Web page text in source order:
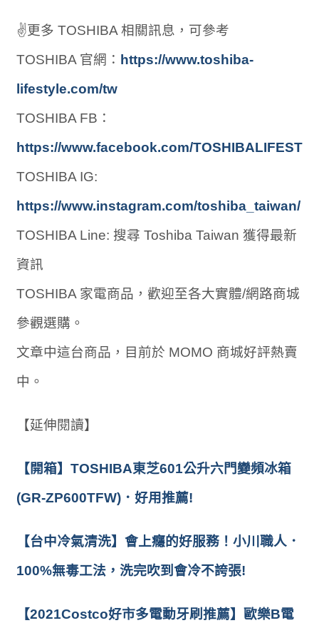
✌更多 TOSHIBA 相關訊息，可參考
TOSHIBA 官網： https://www.toshiba-
lifestyle.com/tw
TOSHIBA FB：
https://www.facebook.com/
TOSHIBA IG:
https://www.instagram.com/toshiba_taiwan/
TOSHIBA Line: 搜尋 Toshiba Taiwan 獲得最新
資訊
TOSHIBA 家電商品，歡迎至各大實體/網路商城
參觀選購。
文章中這台商品，目前於 MOMO 商城好評熱賣
中。
【延伸閱讀】
【開箱】TOSHIBA東芝601公升六門變頻冰箱
(GR-ZP600TFW)．好用推薦!
【台中冷氣清洗】會上癮的好服務！小川職人．
100%無毒工法，洗完吹到會冷不誇張!
【2021Costco好市多電動牙刷推薦】歐樂B電